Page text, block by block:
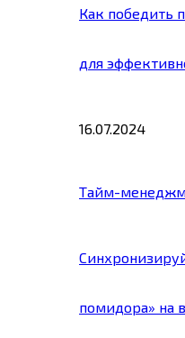
Как победить
для
16.07.2024
Тайм-
помидора» на